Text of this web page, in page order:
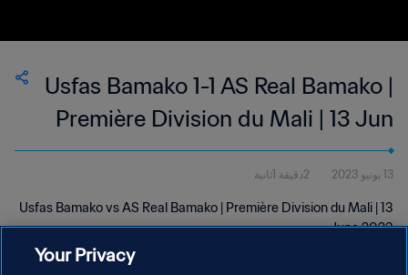
Usfas Bamako 1-1 AS Real Bamako |
Première Division du Mali | 13 Jun
2023
13 يونيو 2023 2دقيقة 1ثانية
Usfas Bamako vs AS Real Bamako | Première Division du Mali | 13
June 2023
Your Privacy